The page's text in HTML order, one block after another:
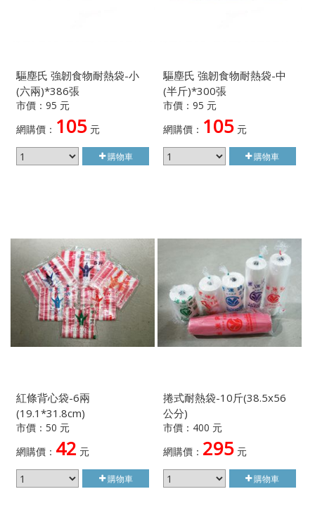
驅塵氏 強韌食物耐熱袋-小
(六兩)*386張
市價：95 元
網購價： 105 元
購物車
驅塵氏 強韌食物耐熱袋-中
(半斤)*300張
市價：95 元
網購價： 105元
購物車
紅條背心袋-6兩
(19.1*31.8cm)
市價：50 元
網購價： 42 元
購物車
捲式耐熱袋-10斤(38.5x56
公分)
市價：400 元
網購價： 295元
購物車